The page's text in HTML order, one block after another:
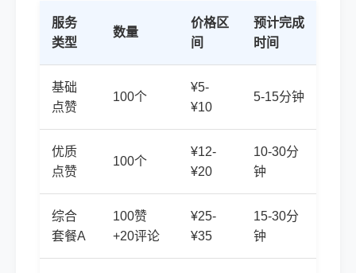
服务
类型
数量
价格区
间
预计完成
时间
基础
点赞
100个
¥5-
¥10
5-15分钟
优质
点赞
100个
¥12-
¥20
10-30分
钟
综合
套餐A
100赞
+20评论
¥25-
¥35
15-30分
钟